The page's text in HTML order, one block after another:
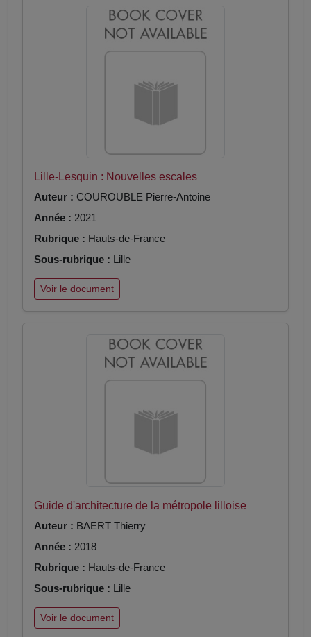
Lille-Lesquin : Nouvelles escales
Auteur : COUROUBLE Pierre-Antoine
Année : 2021
Rubrique : Hauts-de-France
Sous-rubrique : Lille
Voir le document
Guide d'architecture de la métropole lilloise
Auteur : BAERT Thierry
Année : 2018
Rubrique : Hauts-de-France
Sous-rubrique : Lille
Voir le document